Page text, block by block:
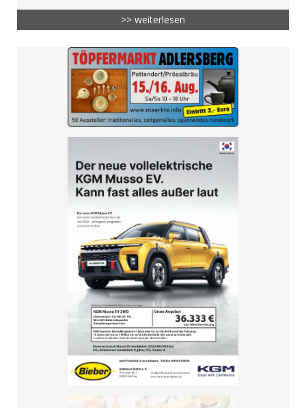
>> weiterlesen